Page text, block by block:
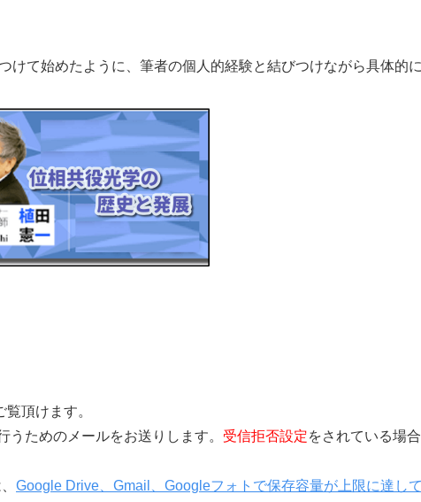
けて始めたように、筆者の個人的経験と結びつけながら具体的
頂けます。
ためのメールをお送りします。 受信拒否設定をされている場
Google Drive、Gmail、Googleフォトで保存容量が上限に達し